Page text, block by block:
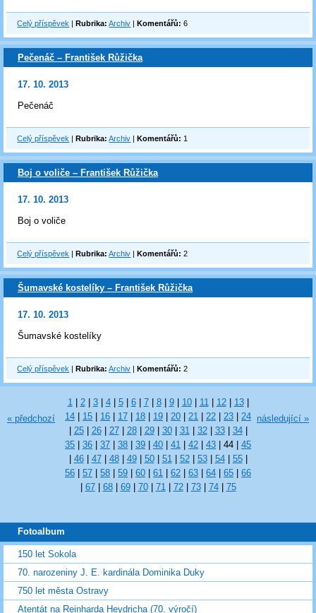
Celý příspěvek |Rubrika: Archiv |Komentářů: 6
Pečenáč – František Růžička
17. 10. 2013
Pečenáč
Celý příspěvek |Rubrika: Archiv |Komentářů: 1
Boj o voliče – František Růžička
17. 10. 2013
Boj o voliče
Celý příspěvek |Rubrika: Archiv |Komentářů: 2
Šumavské kostelíky – František Růžička
17. 10. 2013
Šumavské kostelíky
Celý příspěvek |Rubrika: Archiv |Komentářů: 2
« předchozí
1 2 3 4 5 6 7 8 9 10 11 12 13
14
15 16 17 18 19 20 21 22 23
24
25 26 27 28 29 30 31 32 33 34
35
36 37 38 39 40 41 42 43 44
45
46 47 48 49 50 51 52 53 54 55
56
57 58 59 60 61 62 63 64 65
66
67 68 69 70 71 72 73 74 75
následující »
Fotoalbum
150 let Sokola
70. narozeniny J. E. kardinála Dominika Duky
750 let města Ostravy
Atentát na Reinharda Heydricha (70. výročí)